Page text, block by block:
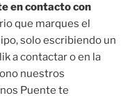
en contacto con
que marques el
solo escribiendo un
a contactar o en la
nuestros
Puente te